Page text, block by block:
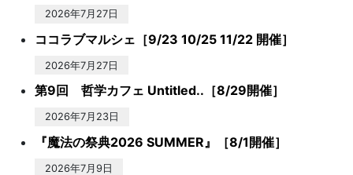
2026年7月27日
ココラブマルシェ［9/23 10/25 11/22 開催］
2026年7月27日
第9回 哲学カフェ Untitled..［8/29開催］
2026年7月23日
『魔法の祭典2026 SUMMER』［8/1開催］
2026年7月9日